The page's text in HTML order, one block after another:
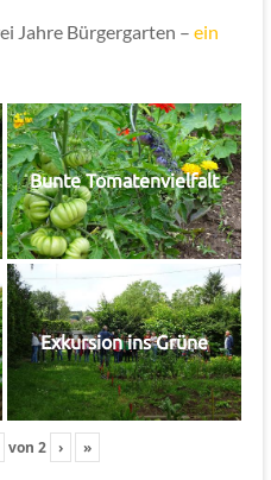
Jahre Bürgergarten – ein
Bunte Tomatenvielfalt
Exkursion ins Grüne
von 2 › »